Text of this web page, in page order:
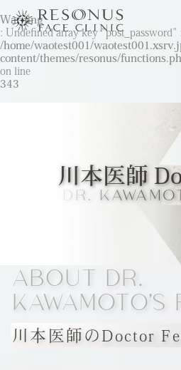
Warning
: Undefined array key "post_password"
/home/waotest001/
content/themes/resonus/
on line
343
クリニックにつ
治療をご検討の
-初めての方へ
-未成年の方へ
施術メニュー
-通常料金
-橋口 晋一郎
ご予約と全体の
ビューティーウ
デザイナー
川本医師
DR.
ABOUT DR.
KAWAMOTO'S
川本医師のDoctor